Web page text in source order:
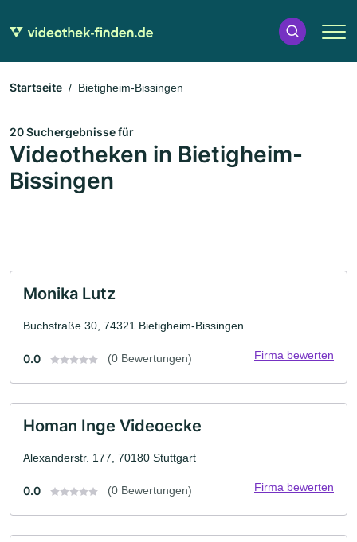
Startseite Bietigheim-Bissingen
20 Suchergebnisse für
Videotheken in Bietigheim-
Bissingen
Monika Lutz
Buchstraße 30, 74321 Bietigheim-Bissingen
0.0 (0 Bewertungen) Firma bewerten
Homan Inge Videoecke
Alexanderstr. 177, 70180 Stuttgart
0.0 (0 Bewertungen) Firma bewerten